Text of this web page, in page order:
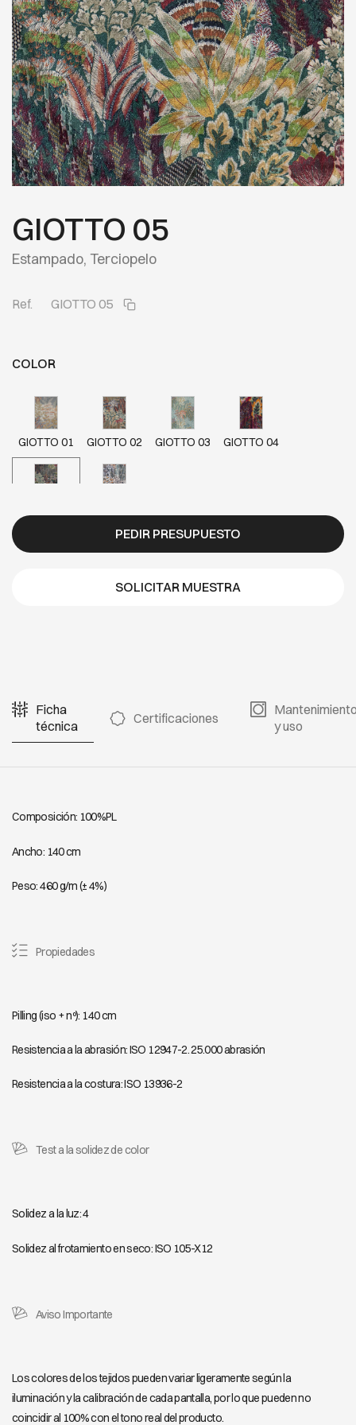
GIOTTO 05
Estampado, Terciopelo
Ref. GIOTTO 05
COLOR
GIOTTO 01 GIOTTO 02 GIOTTO 03 GIOTTO 04
PEDIR PRESUPUESTO
SOLICITAR MUESTRA
Ficha
técnica
Certificaciones
y uso
Composición: 100%PL
Ancho: 140 cm
Peso: 460 g/m (± 4%)
Propiedades
Pilling (iso + nº): 140 cm
Resistencia a la abrasión: ISO 12947-2. 25.000 abrasión
Resistencia a la costura: ISO 13936-2
Test a la solidez de color
Solidez a la luz: 4
Solidez al frotamiento en seco: ISO 105-X12
Aviso Importante
Los colores de los tejidos pueden variar ligeramente según la
iluminación y la calibración de cada pantalla, por lo que pueden no
coincidir al 100% con el tono real del producto.